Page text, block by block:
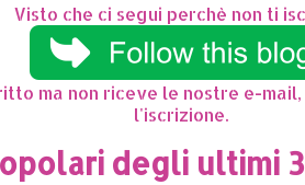
Visto che ci segui perchè non ti
ma non riceve le nostre e-
l'iscrizione.
degli ultimi